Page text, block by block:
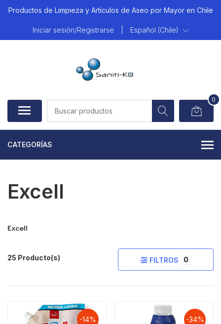
Productos de Limpieza y Artículos de Aseo por Mayor en Chile
Iniciar sesión/Registrarse Español (Chile)
0
CATEGORÍAS
Excell
Excell
25 Producto(s) FILTROS 0
-14% -34%